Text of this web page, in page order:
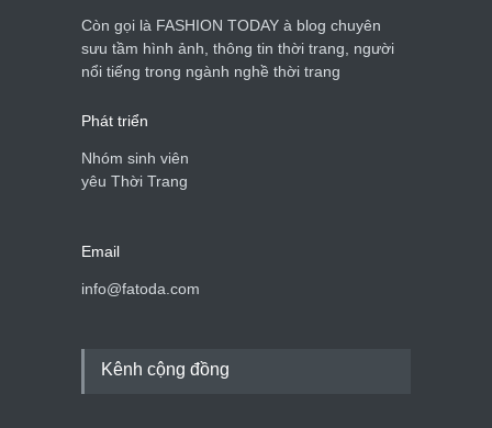
Chiếc áo dài cưới của Hoa
hậu Đỗ Hà ?
Thời trang nữ 21/10/2025
Còn gọi là FASHION TODAY à blog chuyên
sưu tầm hình ảnh, thông tin thời trang, người
nổi tiếng trong ngành nghề thời trang
Phát triển
Nhóm sinh viên
yêu Thời Trang
Email
info@fatoda.com
Kênh cộng đồng